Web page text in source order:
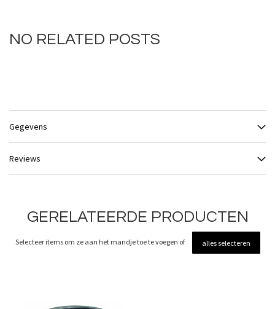
NO RELATED POSTS
Gegevens
Reviews
GERELATEERDE PRODUCTEN
Selecteer items om ze aan het mandje toe te voegen of alles selecteren